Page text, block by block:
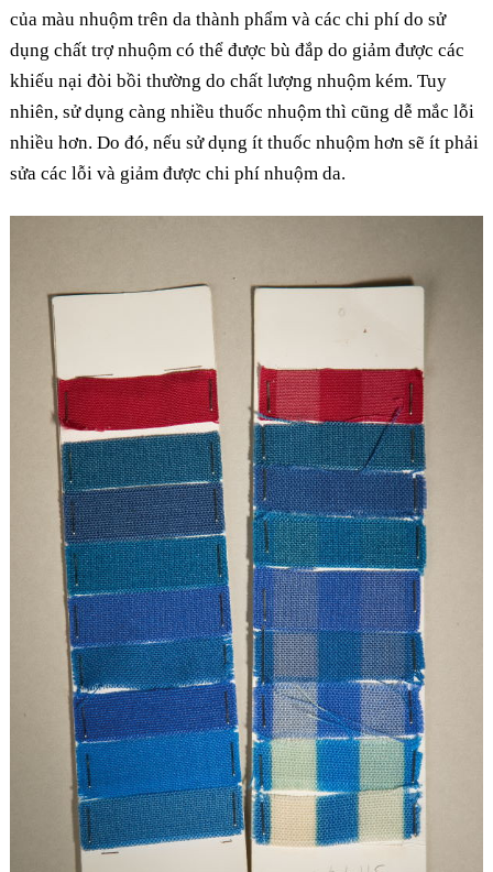
của màu nhuộm trên da thành phẩm và các chi phí do sử
dụng chất trợ nhuộm có thể được bù đắp do giảm được các
khiếu nại đòi bồi thường do chất lượng nhuộm kém. Tuy
nhiên, sử dụng càng nhiều thuốc nhuộm thì cũng dễ mắc lỗi
nhiều hơn. Do đó, nếu sử dụng ít thuốc nhuộm hơn sẽ ít phải
sửa các lỗi và giảm được chi phí nhuộm da.